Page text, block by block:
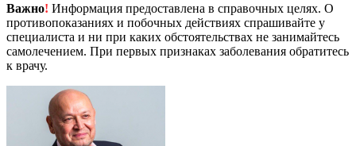
Важно! Информация предоставлена в справочных целях. О
противопоказаниях и побочных действиях спрашивайте у
специалиста и ни при каких обстоятельствах не занимайтесь
самолечением. При первых признаках заболевания обратитесь
к врачу.